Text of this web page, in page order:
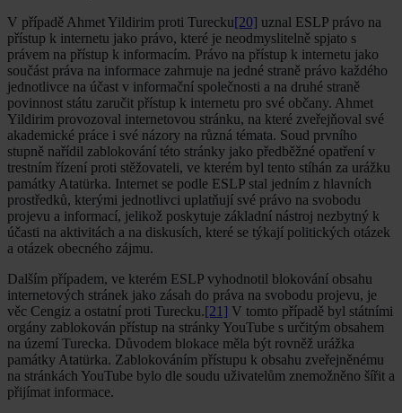
V případě Ahmet Yildirim proti Turecku[20] uznal ESLP právo na
přístup k internetu jako právo, které je neodmyslitelně spjato s
právem na přístup k informacím. Právo na přístup k internetu jako
součást práva na informace zahrnuje na jedné straně právo každého
jednotlivce na účast v informační společnosti a na druhé straně
povinnost státu zaručit přístup k internetu pro své občany. Ahmet
Yildirim provozoval internetovou stránku, na které zveřejňoval své
akademické práce i své názory na různá témata. Soud prvního
stupně nařídil zablokování této stránky jako předběžné opatření v
trestním řízení proti stěžovateli, ve kterém byl tento stíhán za urážku
památky Atatürka. Internet se podle ESLP stal jedním z hlavních
prostředků, kterými jednotlivci uplatňují své právo na svobodu
projevu a informací, jelikož poskytuje základní nástroj nezbytný k
účasti na aktivitách a na diskusích, které se týkají politických otázek
a otázek obecného zájmu.
Dalším případem, ve kterém ESLP vyhodnotil blokování obsahu
internetových stránek jako zásah do práva na svobodu projevu, je
věc Cengiz a ostatní proti Turecku.[21] V tomto případě byl státními
orgány zablokován přístup na stránky YouTube s určitým obsahem
na území Turecka. Důvodem blokace měla být rovněž urážka
památky Atatürka. Zablokováním přístupu k obsahu zveřejněnému
na stránkách YouTube bylo dle soudu uživatelům znemožněno šířit a
přijímat informace.